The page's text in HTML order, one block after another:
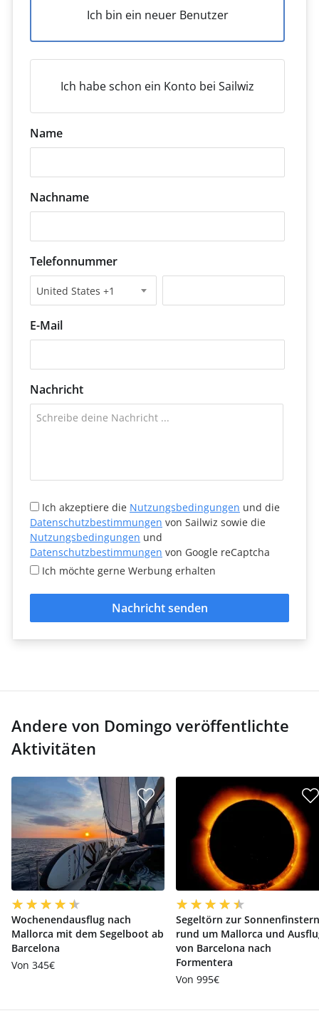
Ich bin ein neuer Benutzer
Ich habe schon ein Konto bei Sailwiz
Name
Nachname
Telefonnummer
United States +1
E-Mail
Nachricht
Ich akzeptiere die Nutzungsbedingungen und die
Datenschutzbestimmungen von Sailwiz sowie die
Nutzungsbedingungen und
Datenschutzbestimmungen von Google reCaptcha
Ich möchte gerne Werbung erhalten
Nachricht senden
Andere von Domingo veröffentlichte
Aktivitäten
Wochenendausflug nach
Mallorca mit dem Segelboot ab
Barcelona
Von 345€
Segeltörn zur
rund um Mallorca und
von Barcelona nach
Formentera
Von 995€